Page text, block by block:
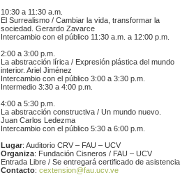
10:30 a 11:30 a.m.
El Surrealismo / Cambiar la vida, transformar la
sociedad. Gerardo Zavarce
Intercambio con el público 11:30 a.m. a 12:00 p.m.
2:00 a 3:00 p.m.
La abstracción lírica / Expresión plástica del mundo
interior. Ariel Jiménez
Intercambio con el público 3:00 a 3:30 p.m.
Intermedio 3:30 a 4:00 p.m.
4:00 a 5:30 p.m.
La abstracción constructiva / Un mundo nuevo.
Juan Carlos Ledezma
Intercambio con el público 5:30 a 6:00 p.m.
Lugar: Auditorio CRV – FAU – UCV
Organiza: Fundación Cisneros / FAU – UCV
Entrada Libre / Se entregará certificado de asistencia
Contacto: cextension@fau.ucv.ve